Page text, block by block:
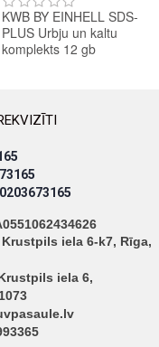
KWB BY EINHELL SDS-
PLUS Urbju un kaltu
komplekts 12 gb
iela 6-k7, Rīga,
iela 6,